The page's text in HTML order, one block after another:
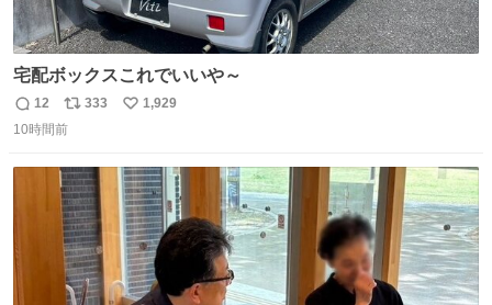
宅配ボックスこれでいいや～
返
信
12
リ
ポ
ト
数
333
い
数
1,929
10時間前